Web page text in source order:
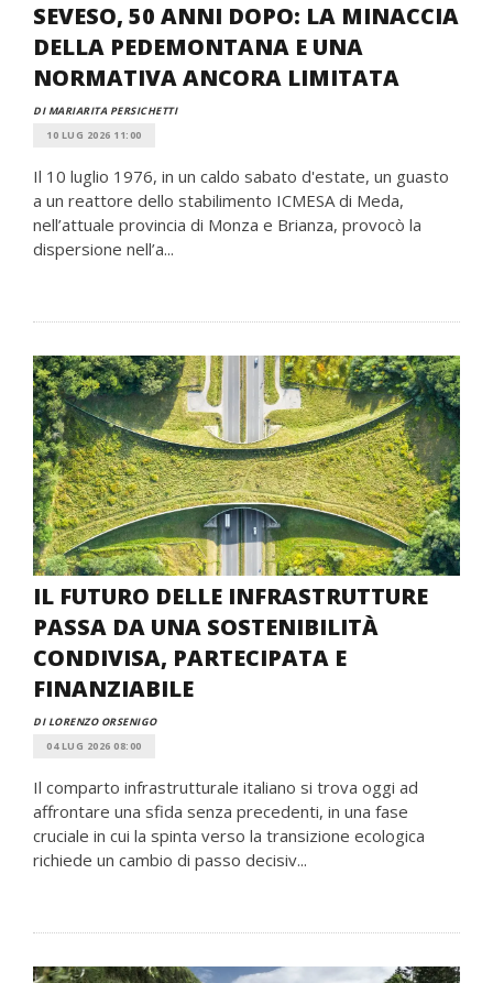
SEVESO, 50 ANNI DOPO: LA MINACCIA
DELLA PEDEMONTANA E UNA
NORMATIVA ANCORA LIMITATA
DI MARIARITA PERSICHETTI
10 LUG 2026 11:00
Il 10 luglio 1976, in un caldo sabato d'estate, un guasto
a un reattore dello stabilimento ICMESA di Meda,
nell’attuale provincia di Monza e Brianza, provocò la
dispersione nell’a...
IL FUTURO DELLE INFRASTRUTTURE
PASSA DA UNA SOSTENIBILITÀ
CONDIVISA, PARTECIPATA E
FINANZIABILE
DI LORENZO ORSENIGO
04 LUG 2026 08:00
Il comparto infrastrutturale italiano si trova oggi ad
affrontare una sfida senza precedenti, in una fase
cruciale in cui la spinta verso la transizione ecologica
richiede un cambio di passo decisiv...